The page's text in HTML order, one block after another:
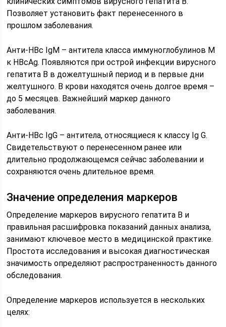
Позволяет установить факт перенесенного в
прошлом заболевания.
Анти-HBc IgM – антитела класса иммуноглобулинов M
к HBcAg. Появляются при острой инфекции вирусного
гепатита В в дожелтушный период и в первые дни
желтушного. В крови находятся очень долгое время –
до 5 месяцев. Важнейший маркер данного
заболевания.
Анти-HBc IgG – антитела, относящиеся к классу Ig G.
Свидетельствуют о перенесенном ранее или
длительно продолжающемся сейчас заболевании и
сохраняются очень длительное время.
Значение определения маркеров
Определение маркеров вирусного гепатита В и
правильная расшифровка показаний данных анализа,
занимают ключевое место в медицинской практике.
Простота исследования и высокая диагностическая
значимость определяют распространенность данного
обследования.
Определение маркеров используется в нескольких
целях: